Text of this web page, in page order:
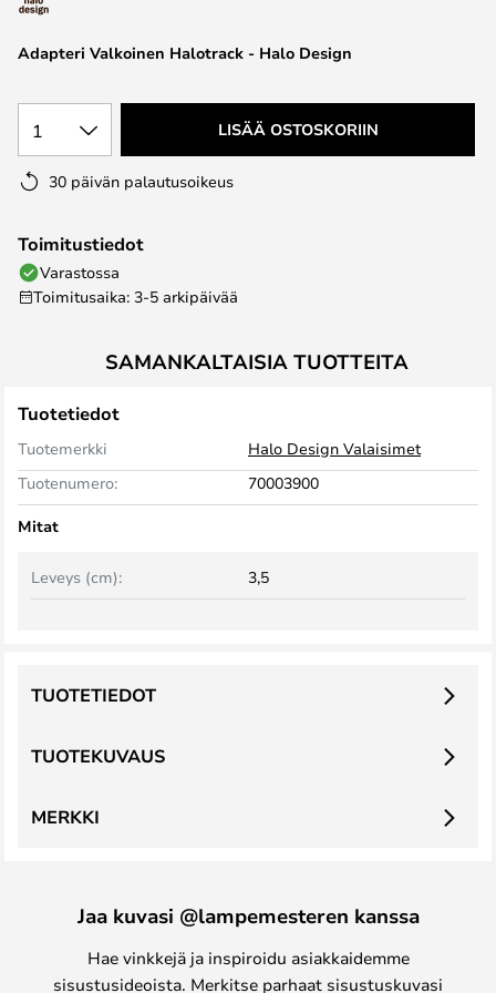
images
Adapteri Valkoinen Halotrack - Halo Design
1 LISÄÄ OSTOSKORIIN
30 päivän palautusoikeus
Toimitustiedot
Varastossa
Toimitusaika: 3-5 arkipäivää
SAMANKALTAISIA TUOTTEITA
Tuotetiedot
Tuotemerkki
Halo Design Valaisimet
Tuotenumero:
70003900
Mitat
Leveys (cm): 3,5
TUOTEKUVAUS
TUOTETIEDOT
MERKKI
Jaa kuvasi @lampemesteren kanssa
Hae vinkkejä ja inspiroidu asiakkaidemme
sisustusideoista. Merkitse parhaat sisustuskuvasi